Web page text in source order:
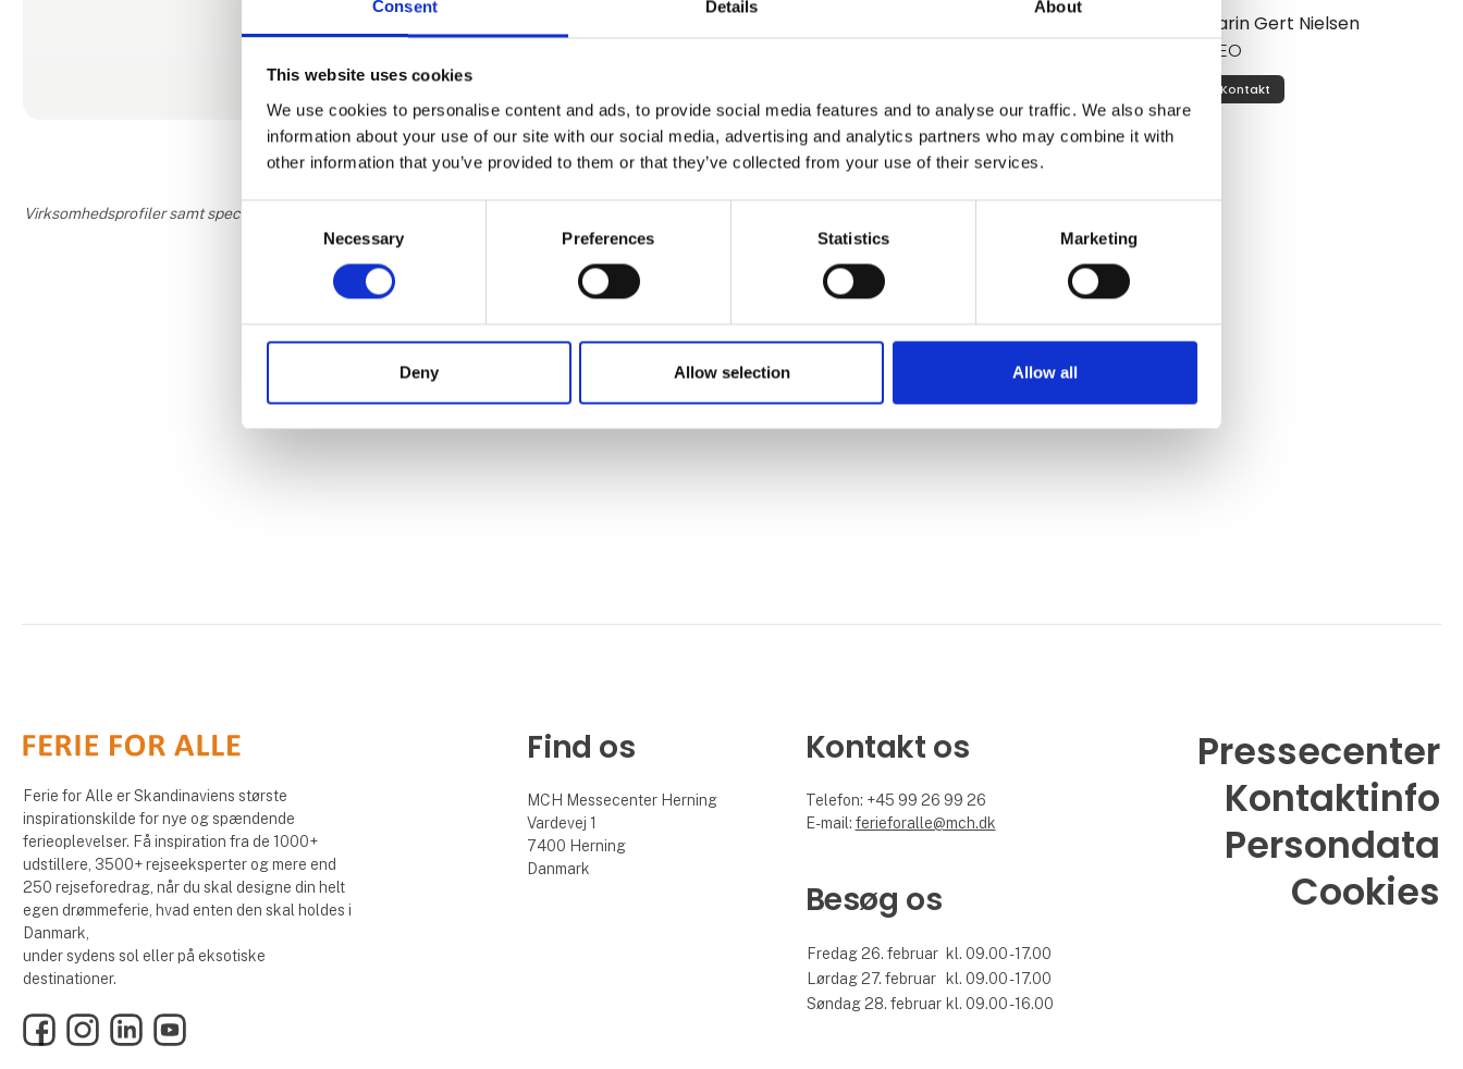
Consent Details About
This website uses cookies
We use cookies to personalise content and ads, to provide social media features and to analyse our traffic. We also share
information about your use of our site with our social media, advertising and analytics partners who may combine it with
other information that you’ve provided to them or that they’ve collected from your use of their services.
Necessary Preferences Statistics Marketing
Deny Allow selection Allow all
Karin Gert Nielsen
CEO
Kontakt
Virksomhedsprofiler samt speciale- og interesseområder er udfyldt og tilføjet af leverandørerne og er ikke baseret på viden eller vurdering fra Ferie for Alle.
Ferie for Alle er Skandinaviens største
inspirationskilde for nye og spændende
ferieoplevelser. Få inspiration fra de 1000+
udstillere, 3500+ rejseeksperter og mere end
250 rejseforedrag, når du skal designe din helt
egen drømmeferie, hvad enten den skal holdes i
Danmark,
under sydens sol eller på eksotiske
destinationer.
FacebookInstagramLinkedInYouTube
Find os
MCH Messecenter Herning
Vardevej 1
7400 Herning
Danmark
Kontakt os
Telefon: +45 99 26 99 26
E-mail: ferieforalle@mch.dk
Besøg os
Fredag 26. februar kl. 09.00 - 17.00
Lørdag 27. februar
kl. 09.00 - 17.00
Søndag 28. februar kl. 09.00 - 16.00
Pressecenter
Kontaktinfo
Persondata
Cookies